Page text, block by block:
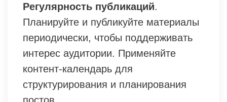
Регулярность публикаций.
Планируйте и публикуйте материалы
периодически, чтобы поддерживать
интерес аудитории. Применяйте
контент-календарь для
структурирования и планирования